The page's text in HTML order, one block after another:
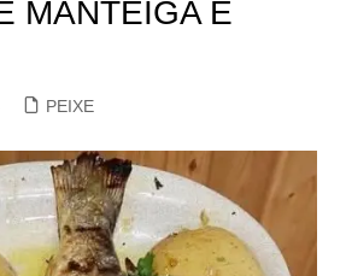
MANTEIGA E
PEIXE